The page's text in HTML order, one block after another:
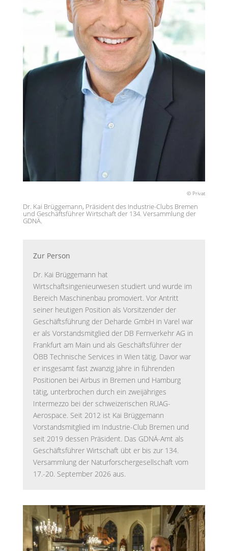
© Privat
Dr. Kai Brüggemann, Präsident des Industrie-Clubs Bremen
und Geschäftsführer Wirtschaft der 134. Versammlung der
GDNÄ.
Zur Person
Dr. Kai Brüggemann hat
Wirtschaftsingenieurwesen studiert und wurde im
Bereich Maschinenbau promoviert. Vor Antritt
seiner heutigen Position als Vorsitzender der
Geschäftsführung der Deharde GmbH in Varel war
er als Vorstandsmitglied der DB Fernverkehr AG in
Frankfurt am Main und als Geschäftsführer der
ÖBB Technische Services in Wien tätig. Davor war
er insgesamt fast zwanzig Jahre in führenden
Positionen bei Airbus in Bremen und Hamburg
tätig, unterbrochen durch ein zweijähriges
Intermezzo bei der schweizerischen RUAG-
Aerospace. Seit 2012 ist Kai Brüggemann
Vorstandsmitglied im Industrie-Club Bremen und
seit 2019 dessen Präsident. Das GDNÄ-Amt als
Geschäftsführer Wirtschaft übt er bis zur 134.
Versammlung der Naturforschergesellschaft vom
17.-20. September 2026 aus.